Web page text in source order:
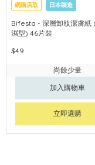
網購店取 日本製造
Bifesta - 深層卸妝潔膚紙
濕型) 46片裝
$49
尚餘少量
加入購物車
立即選購